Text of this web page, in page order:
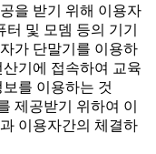
을 받기 위해 이용자
및 모뎀 등의 기기
가 단말기를 이용하
기에 접속하여 교육
를 이용하는 것
제공받기 위하여 이
이용자간의 체결하